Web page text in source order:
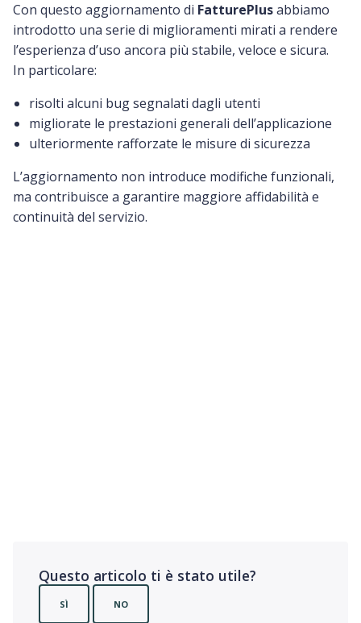
Con questo aggiornamento di FatturePlusabbiamo
introdotto una serie di miglioramenti mirati a rendere
l’esperienza d’uso ancora più stabile, veloce e sicura.
In particolare:
risolti alcuni bug segnalati dagli utenti
migliorate le prestazioni generali dell’applicazione
ulteriormente rafforzate le misure di sicurezza
L’aggiornamento non introduce modifiche funzionali,
ma contribuisce a garantire maggiore affidabilità e
continuità del servizio.
Questo articolo ti è stato utile?
SÌ NO